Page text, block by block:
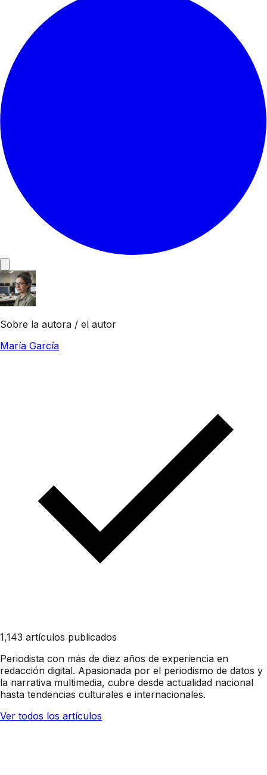
Sobre la autora / el autor
María García
1,143 artículos publicados
Periodista con más de diez años de experiencia en
redacción digital. Apasionada por el periodismo de datos y
la narrativa multimedia, cubre desde actualidad nacional
hasta tendencias culturales e internacionales.
Ver todos los artículos